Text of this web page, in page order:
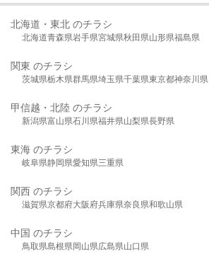
北海道・東北 のチラシ
北海道青森県岩手県宮城県秋田県山形県福島県
関東 のチラシ
茨城県栃木県群馬県埼玉県千葉県東京都神奈川県
甲信越・北陸 のチラシ
新潟県富山県石川県福井県山梨県長野県
東海 のチラシ
岐阜県静岡県愛知県三重県
関西 のチラシ
滋賀県京都府大阪府兵庫県奈良県和歌山県
中国 のチラシ
鳥取県島根県岡山県広島県山口県